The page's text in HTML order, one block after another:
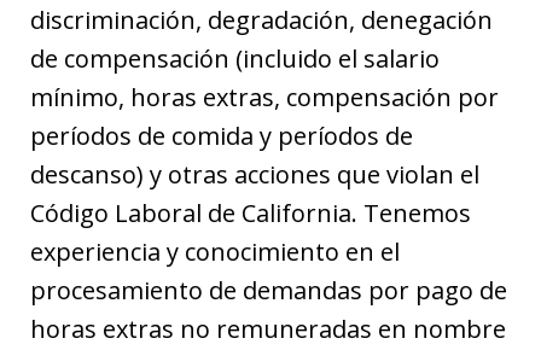
discriminación, degradación, denegación
de compensación (incluido el salario
mínimo, horas extras, compensación por
períodos de comida y períodos de
descanso) y otras acciones que violan el
Código Laboral de California. Tenemos
experiencia y conocimiento en el
procesamiento de demandas por pago de
horas extras no remuneradas en nombre